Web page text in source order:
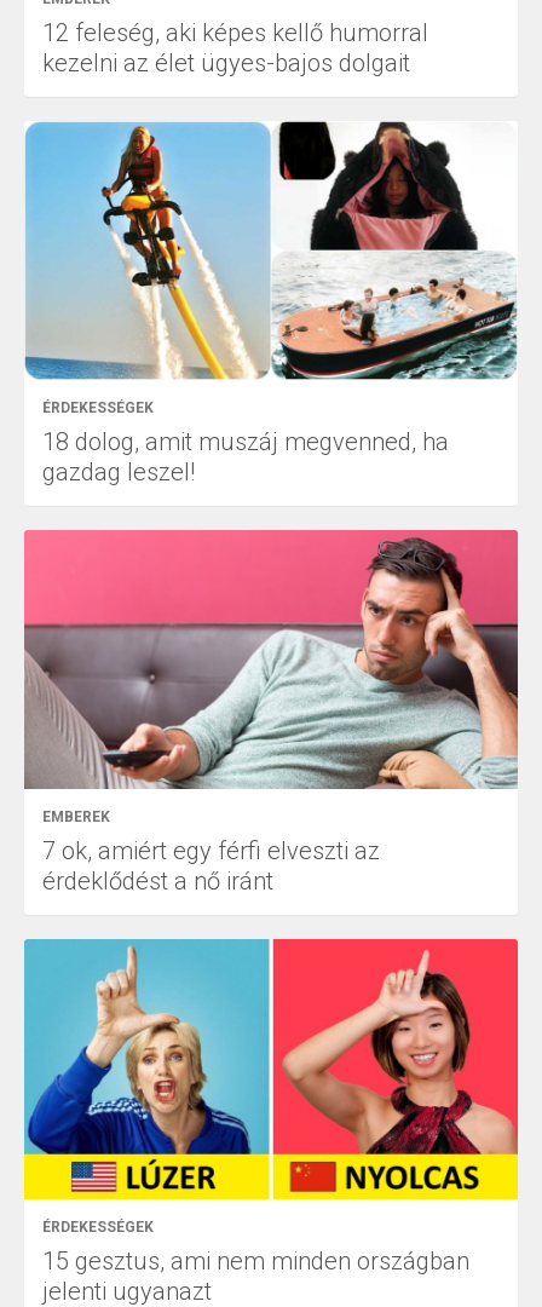
12 feleség, aki képes kellő humorral
kezelni az élet ügyes-bajos dolgait
ÉRDEKESSÉGEK
18 dolog, amit muszáj megvenned, ha
gazdag leszel!
EMBEREK
7 ok, amiért egy férfi elveszti az
érdeklődést a nő iránt
ÉRDEKESSÉGEK
15 gesztus, ami nem minden országban
jelenti ugyanazt